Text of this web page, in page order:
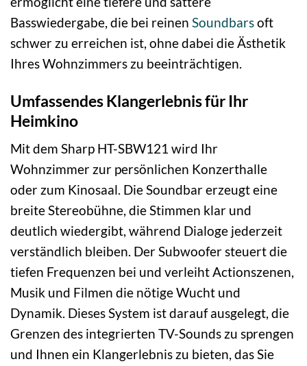
Basswiedergabe, die bei reinen Soundbarsoft
schwer zu erreichen ist, ohne dabei die Ästhetik
Ihres Wohnzimmers zu beeinträchtigen.
Umfassendes Klangerlebnis für Ihr
Heimkino
Mit dem Sharp HT-SBW121 wird Ihr
Wohnzimmer zur persönlichen Konzerthalle
oder zum Kinosaal. Die Soundbar erzeugt eine
breite Stereobühne, die Stimmen klar und
deutlich wiedergibt, während Dialoge jederzeit
verständlich bleiben. Der Subwoofer steuert die
tiefen Frequenzen bei und verleiht Actionszenen,
Musik und Filmen die nötige Wucht und
Dynamik. Dieses System ist darauf ausgelegt, die
Grenzen des integrierten TV-Sounds zu sprengen
und Ihnen ein Klangerlebnis zu bieten, das Sie